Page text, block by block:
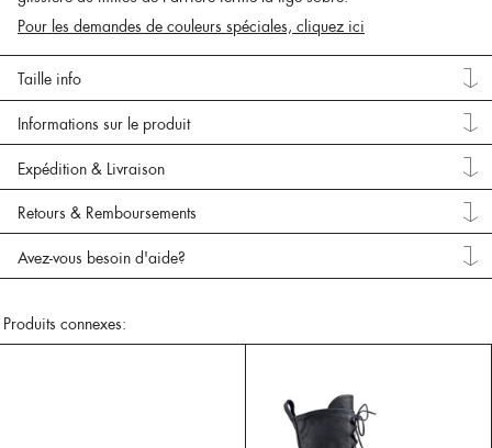
Pour les demandes de couleurs spéciales, cliquez ici
Taille info
Informations sur le produit
Expédition & Livraison
Retours & Remboursements
Avez-vous besoin d'aide?
Produits connexes: